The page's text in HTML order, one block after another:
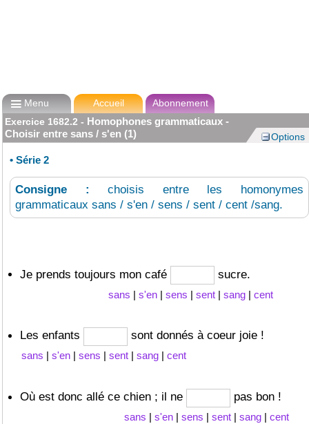
Menu Accueil
Abonnement
Exercice 1682.2 - Homophones grammaticaux -
Choisir entre sans / s'en (1)
Options
• Série 2
Consigne :choisis entre les homonymes
grammaticaux sans / s'en / sens / sent / cent /sang.
Je prends toujours mon café
sans | s'en | sens | sent | sang | cent
sucre.
Les enfants
sans | s'en | sens | sent | sang | cent
sont donnés à coeur joie !
Où est donc allé ce chien ; il ne
sans | s'en | sens | sent | sang | cent
pas bon !